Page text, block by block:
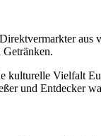
Getränken.
kulturelle Vielfalt
und Entdecker